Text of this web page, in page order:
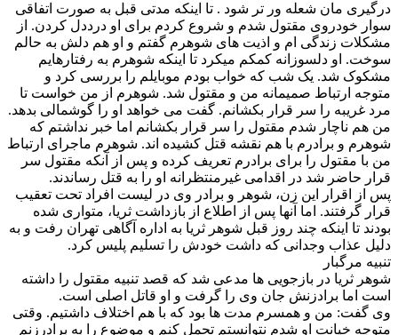
درگیری مان شعله ور تر شود . تا اینکه مدتی قبل به صورت اتفاقی
سوار خودروی مقتول شدم و شروع کردم برای او درددل کردن. از
مشکلات زندگی ام و اذیت های شوهرم گفتم و او هم دلش به حالم
سوخت. او دلسوزانه کمکم میکرد تا اینکه شوهرم به رفتارهایم
مشکوک شد. یک شب که خواب بودم موبایلم را بررسی کرد و
متوجه ارتباط صمیمانه من و مقتول شد. شوهرم از من خواست تا
مرد غریبه را سر قرار بکشانم. گفت می خواهد او را گوشمالی بدهد.
من هم ناچار شدم مقتول را سر قرار بکشانم اما خبر نداشتم که
شوهرم و برادرم با هم نقشه قتل کشیده اند. شوهرم ماجرای ارتباط
من با مقتول را برای برادرم تعریف کرده و پس از آنکه مقتول سر
قرار حاضر شد در اقدامی غیرمنتظرانه او را به قتل رساندند.
پس از اقرار این زن، شوهر و برادر وی در لیست افراد تحت تعقیب
قرار گرفتند. اما آنها پس از اطلاع از بازداشت ثریا، متواری شده
بودند تا اینکه چند روز قبل شوهر ثریا به اداره آگاهی تهران رفت و به
دلیل عذاب وجدانی که داشت خودش را تسلیم پلیس کرد.
تنبیه مرگبار
شوهر ثریا در بازجویی ها مدعی شد که قصد تنبیه مقتول را داشته
است اما برادزنش جان وی را گرفت و او قاتل اصلی است.
وی گفت: من و همسرم مدت ها بود که با هم اختلاف داشتیم. وقتی
متوجه خیانت او شدم نتوانستم تحمل کنم و موضوع را به برادرزنم